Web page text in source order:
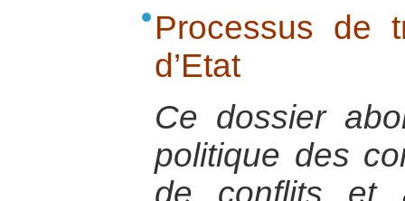
Processus de
d’Etat
Ce dossier
politique des
de conflits et